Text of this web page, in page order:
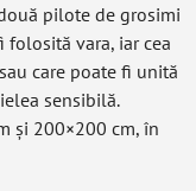
pilote de grosimi
vara, iar cea
care poate fi unită
sensibilă.
și 200×200 cm, în